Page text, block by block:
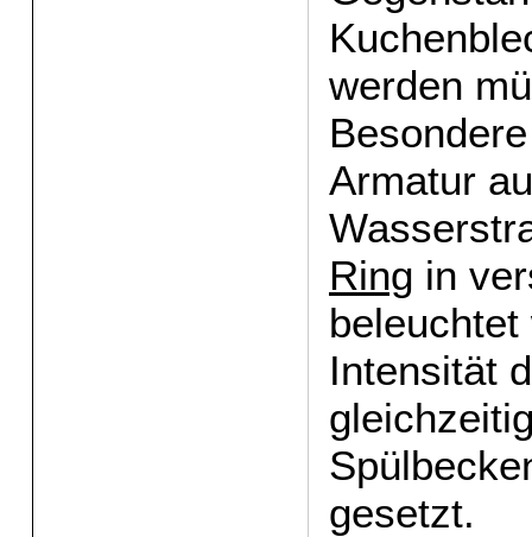
werden
Armatur
Ring in
Intensität
gesetzt.